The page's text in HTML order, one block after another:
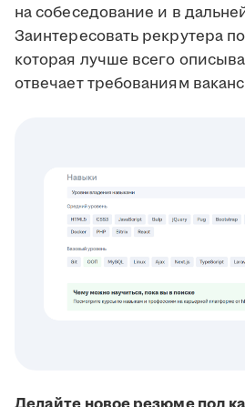
на собеседование и в
Заинтересовать рекрутера
которая лучше всего
отвечает требованиям